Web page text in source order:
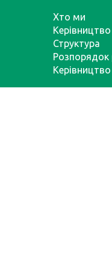
Хто ми
Структура
Розпорядок